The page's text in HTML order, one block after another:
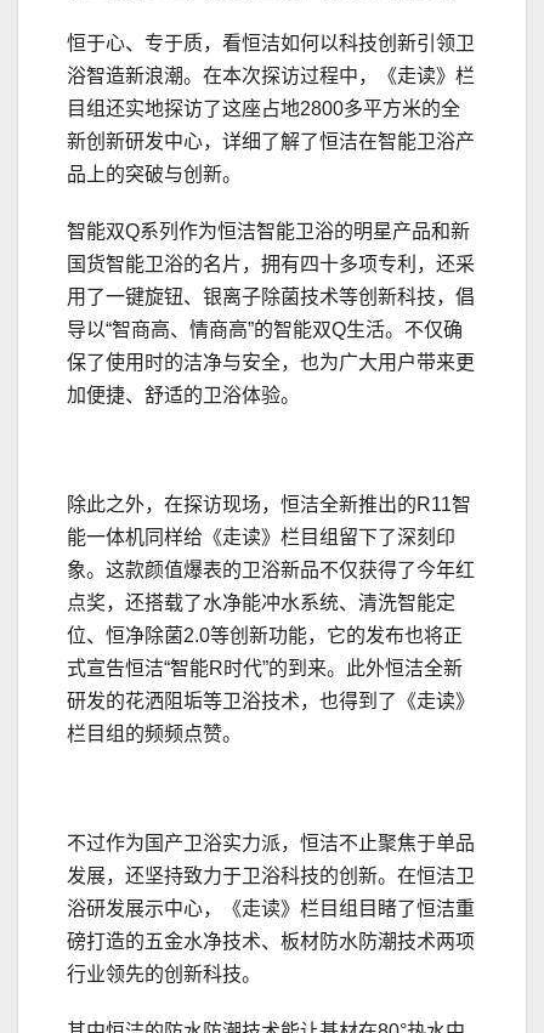
恒于心、专于质，看恒洁如何以科技创新引领卫
浴智造新浪潮。在本次探访过程中，《走读》栏
目组还实地探访了这座占地2800多平方米的全
新创新研发中心，详细了解了恒洁在智能卫浴产
品上的突破与创新。
智能双Q系列作为恒洁智能卫浴的明星产品和新
国货智能卫浴的名片，拥有四十多项专利，还采
用了一键旋钮、银离子除菌技术等创新科技，倡
导以“智商高、情商高”的智能双Q生活。不仅确
保了使用时的洁净与安全，也为广大用户带来更
加便捷、舒适的卫浴体验。
除此之外，在探访现场，恒洁全新推出的R11智
能一体机同样给《走读》栏目组留下了深刻印
象。这款颜值爆表的卫浴新品不仅获得了今年红
点奖，还搭载了水净能冲水系统、清洗智能定
位、恒净除菌2.0等创新功能，它的发布也将正
式宣告恒洁“智能R时代”的到来。此外恒洁全新
研发的花洒阻垢等卫浴技术，也得到了《走读》
栏目组的频频点赞。
不过作为国产卫浴实力派，恒洁不止聚焦于单品
发展，还坚持致力于卫浴科技的创新。在恒洁卫
浴研发展示中心，《走读》栏目组目睹了恒洁重
磅打造的五金水净技术、板材防水防潮技术两项
行业领先的创新科技。